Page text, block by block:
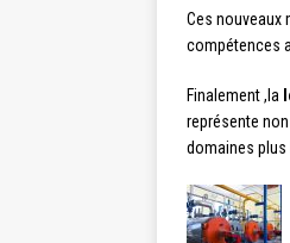
Ces nouveaux
compétences
Finalement ,la
représente
domaines plus